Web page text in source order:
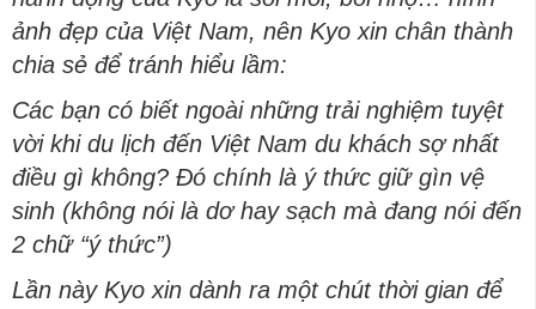
ảnh đẹp của Việt Nam, nên Kyo xin chân thành
chia sẻ để tránh hiểu lầm:
Các bạn có biết ngoài những trải nghiệm tuyệt
vời khi du lịch đến Việt Nam du khách sợ nhất
điều gì không? Đó chính là ý thức giữ gìn vệ
sinh (không nói là dơ hay sạch mà đang nói đến
2 chữ “ý thức”)
Lần này Kyo xin dành ra một chút thời gian để